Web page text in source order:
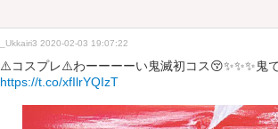
_Ukkairi3 2020-02-03 19:07:22
⚠️コスプレ⚠️わーーーーい鬼滅初コス😚✨✨✨鬼
https://t.co/xfIlrYQIzT